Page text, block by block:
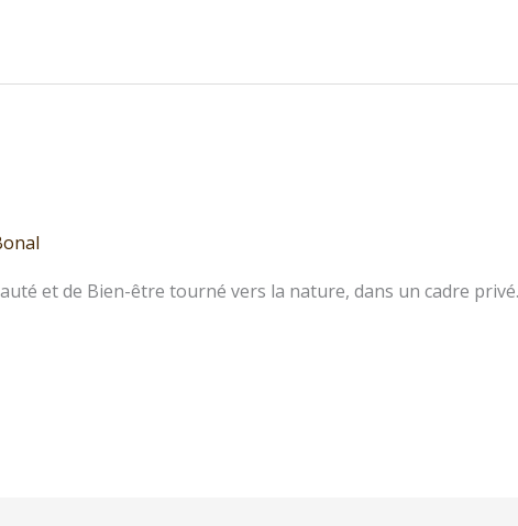
et de Bien-être tourné vers la nature, dans un cadre